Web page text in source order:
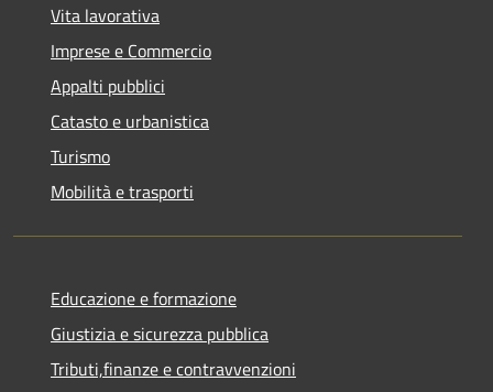
Vita lavorativa
Imprese e Commercio
Appalti pubblici
Catasto e urbanistica
Turismo
Mobilità e trasporti
Educazione e formazione
Giustizia e sicurezza pubblica
Tributi,finanze e contravvenzioni